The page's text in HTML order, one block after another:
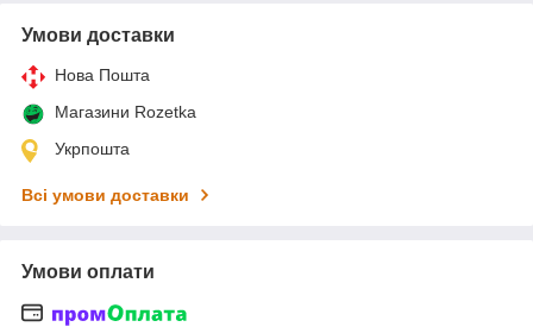
Умови доставки
Нова Пошта
Магазини Rozetka
Укрпошта
Всі умови доставки
Умови оплати